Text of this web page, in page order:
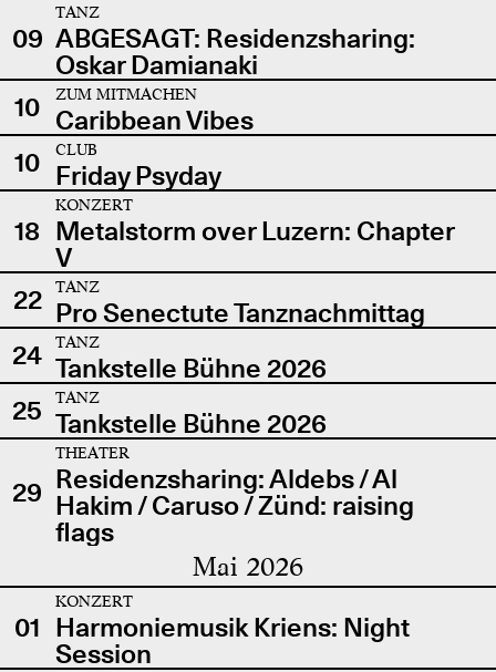
09
TANZ
ABGESAGT: Residenzsharing:
Oskar Damianaki
10
ZUM MITMACHEN
Caribbean Vibes
10
CLUB
Friday Psyday
18
KONZERT
Metalstorm over Luzern: Chapter
V
22
TANZ
Pro Senectute Tanznachmittag
24
TANZ
Tankstelle Bühne 2026
25
TANZ
Tankstelle Bühne 2026
29
THEATER
Residenzsharing: Aldebs / Al
Hakim / Caruso / Zünd: raising
flags
Mai 2026
01
KONZERT
Harmoniemusik Kriens: Night
Session